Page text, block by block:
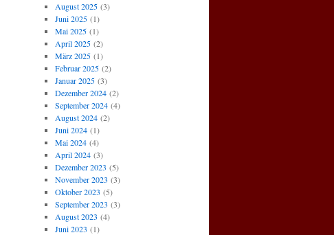
August 2025(3)
Juni 2025(1)
Mai 2025(1)
April 2025(2)
März 2025(1)
Februar 2025(2)
Januar 2025(3)
Dezember 2024(2)
September 2024(4)
August 2024(2)
Juni 2024(1)
Mai 2024(4)
April 2024(3)
Dezember 2023 (5)
November 2023 (3)
Oktober 2023 (5)
September 2023 (3)
August 2023 (4)
Juni 2023 (1)